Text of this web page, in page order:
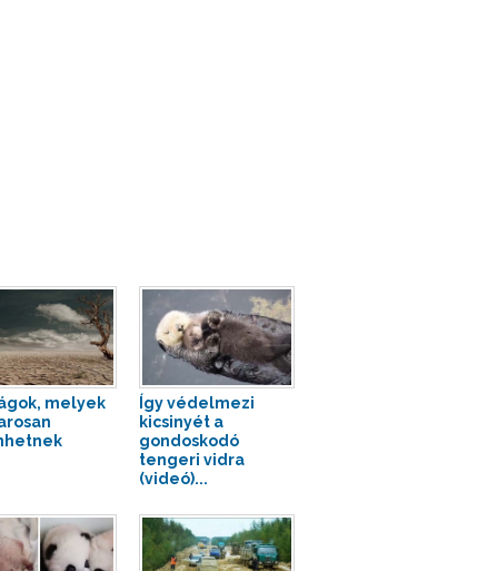
melyek
Így védelmezi
kicsinyét a
gondoskodó
tengeri vidra
(videó)...